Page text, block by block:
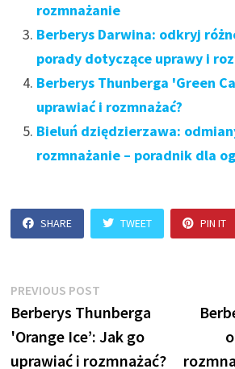
rozmnażanie
Berberys Darwina: odkryj
porady dotyczące uprawy i
Berberys Thunberga 'Green
uprawiać i rozmnażać?
Bieluń dziędzierzawa:
rozmnażanie – poradnik dla
SHARE TWEET PIN IT
Nawigacja
wpisu
PREVIOUS POST
post:
Berberys Thunberga
'Orange Ice’: Jak go
uprawiać i rozmnażać?